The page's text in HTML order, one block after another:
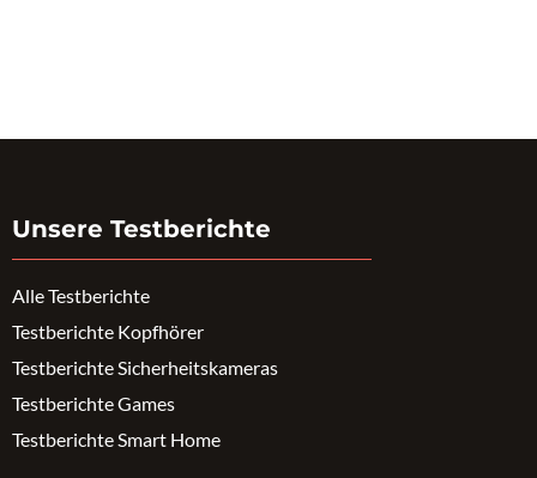
Unsere Testberichte
Alle Testberichte
Testberichte Kopfhörer
Testberichte Sicherheitskameras
Testberichte Games
Testberichte Smart Home